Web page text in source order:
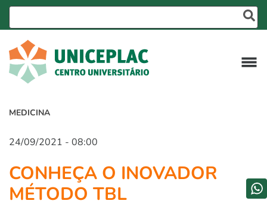
MEDICINA
24/09/2021 - 08:00
CONHEÇA O INOVADOR
MÉTODO TBL